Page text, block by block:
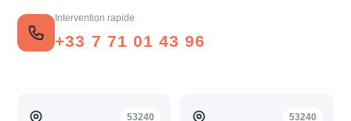
Intervention rapide
+33 7 71 01 43 96
53240 53240